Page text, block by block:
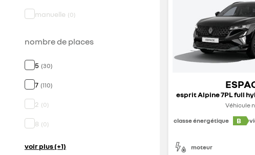
manuelle (0)
nombre de places
5 (30)
7 (110)
2 (0)
8 (0)
voir plus (+1)
Véhicule
classe énergétique
B
moteur